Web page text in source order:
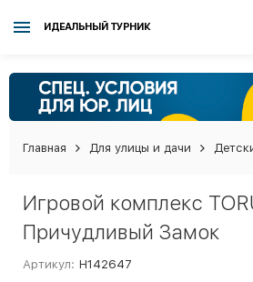
ИДЕАЛЬНЫЙ ТУРНИК
Главная Для улицы и дачи
Игровой комплекс
Причудливый Замок
Артикул: Н142647